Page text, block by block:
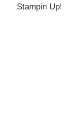
Stampin Up!